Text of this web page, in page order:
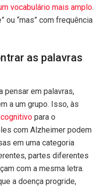
vocabulário mais amplo.
ou “mas” com frequência
as palavras
pensar em palavras,
a um grupo. Isso, às
para o
com Alzheimer podem
em uma categoria
partes diferentes
com a mesma letra.
a doença progride,